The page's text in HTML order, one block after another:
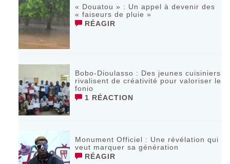
« Douatou » : Un appel à devenir des
« faiseurs de pluie »
RÉAGIR
Bobo-Dioulasso : Des jeunes cuisiniers
rivalisent de créativité pour valoriser le
fonio
1 RÉACTION
Monument Officiel : Une révélation qui
veut marquer sa génération
RÉAGIR